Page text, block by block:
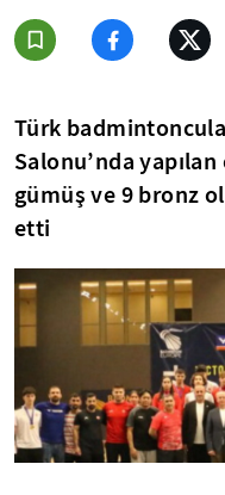
Türk
Salonu’nda
gümüş ve 9 bronz
etti